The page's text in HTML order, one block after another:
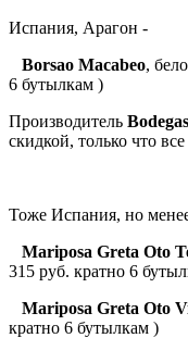
Испания, Арагон -
Borsao Macabeo,
6 бутылкам )
Производитель
скидкой, только что
Тоже Испания, но
Mariposa Greta Oto
315 руб. кратно 6
Mariposa Greta Oto
кратно 6 бутылкам )